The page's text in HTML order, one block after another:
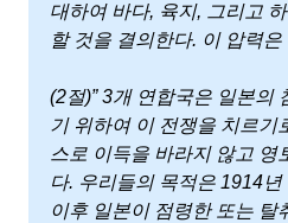
대하여 바다, 육지, 그리고
할 것을 결의한다. 이 압력
(2절)” 3개 연합국은 일본의
기 위하여 이 전쟁을 치르기
스로 이득을 바라지 않고 영
다. 우리들의 목적은 1914
이후 일본이 점령한 또는 탈